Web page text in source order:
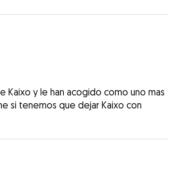
Kaixo y le han acogido como uno mas
si tenemos que dejar Kaixo con